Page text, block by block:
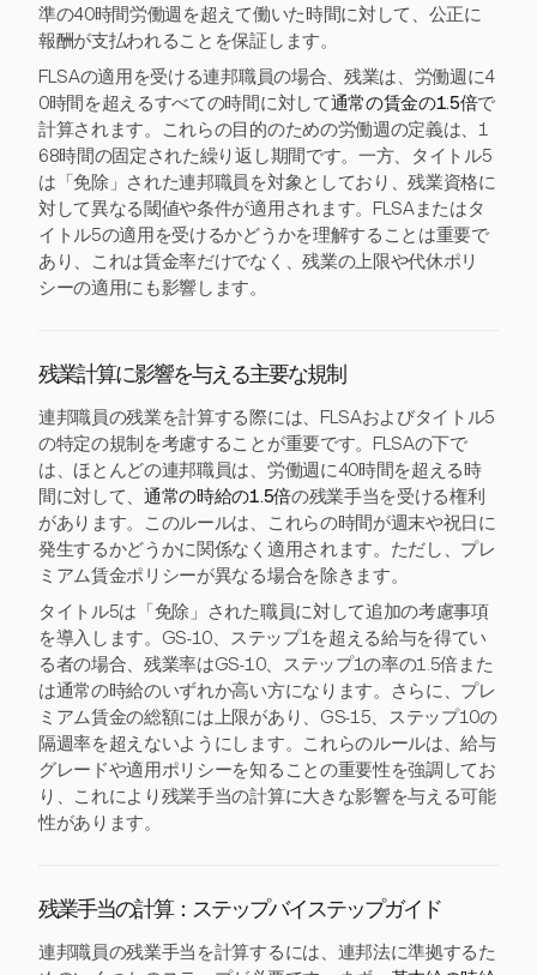
準の40時間労働週を超えて働いた時間に対して、公正に
報酬が支払われることを保証します。
FLSAの適用を受ける連邦職員の場合、残業は、労働週に4
0時間を超えるすべての時間に対して通常の賃金の1.5倍で
計算されます。これらの目的のための労働週の定義は、1
68時間の固定された繰り返し期間です。一方、タイトル5
は「免除」された連邦職員を対象としており、残業資格に
対して異なる閾値や条件が適用されます。FLSAまたはタ
イトル5の適用を受けるかどうかを理解することは重要で
あり、これは賃金率だけでなく、残業の上限や代休ポリ
シーの適用にも影響します。
残業計算に影響を与える主要な規制
連邦職員の残業を計算する際には、FLSAおよびタイトル5
の特定の規制を考慮することが重要です。FLSAの下で
は、ほとんどの連邦職員は、労働週に40時間を超える時
間に対して、通常の時給の1.5倍の残業手当を受ける権利
があります。このルールは、これらの時間が週末や祝日に
発生するかどうかに関係なく適用されます。ただし、プレ
ミアム賃金ポリシーが異なる場合を除きます。
タイトル5は「免除」された職員に対して追加の考慮事項
を導入します。GS-10、ステップ1を超える給与を得てい
る者の場合、残業率はGS-10、ステップ1の率の1.5倍また
は通常の時給のいずれか高い方になります。さらに、プレ
ミアム賃金の総額には上限があり、GS-15、ステップ10の
隔週率を超えないようにします。これらのルールは、給与
グレードや適用ポリシーを知ることの重要性を強調してお
り、これにより残業手当の計算に大きな影響を与える可能
性があります。
残業手当の計算：ステップバイステップガイド
連邦職員の残業手当を計算するには、連邦法に準拠するた